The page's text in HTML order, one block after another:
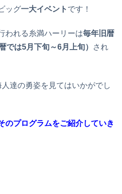
ッグ一大イベント です！
われる糸満ハーリーは毎年旧暦
では5月下旬～6月上旬）
され
達の勇姿を見てはいかがでし
のプログラムをご紹介していき